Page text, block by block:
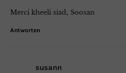
Merci kheeli siad, Soosan
Antworten
susann